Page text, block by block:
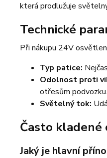
která prodlužuje
Technické
Při nákupu 24V
Typ patice:
Odolnost proti
otřesům podvozku.
Světelný tok:
Často kladené
Jaký je hlavní